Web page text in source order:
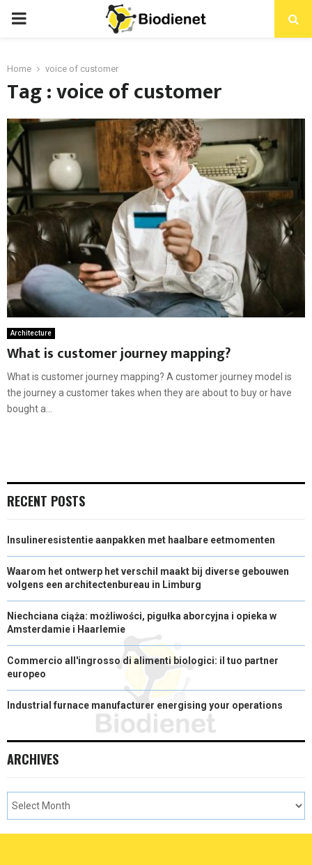
PRIMARY
Home voice of customer
Tag : voice of customer
Architecture
What is customer journey mapping?
What is customer journey mapping? A customer journey model is
the journey a customer takes when they are about to buy or have
bought a...
RECENT POSTS
Insulineresistentie aanpakken met haalbare eetmomenten
Waarom het ontwerp het verschil maakt bij diverse gebouwen
volgens een architectenbureau in Limburg
Niechciana ciąża: możliwości, pigułka aborcyjna i opieka w
Amsterdamie i Haarlemie
Commercio all'ingrosso di alimenti biologici: il tuo partner
europeo
Industrial furnace manufacturer energising your operations
ARCHIVES